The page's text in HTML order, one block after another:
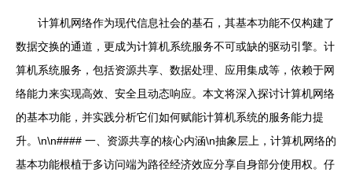
计算机网络作为现代信息社会的基石，其基本功能不仅构建了
数据交换的通道，更成为计算机系统服务不可或缺的驱动引擎。计
算机系统服务，包括资源共享、数据处理、应用集成等，依赖于网
络能力来实现高效、安全且动态响应。本文将深入探讨计算机网络
的基本功能，并实践分析它们如何赋能计算机系统的服务能力提
升。\n\n#### 一、资源共享的核心内涵\n抽象层上，计算机网络的
基本功能根植于多访问端为路径经济效应分享自身部分使用权。仔